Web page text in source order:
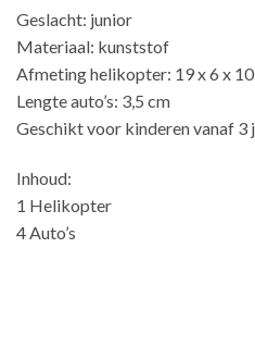
Geslacht: junior
Materiaal: kunststof
Afmeting helikopter: 19 x 6 x 10
Lengte auto’s: 3,5 cm
Geschikt voor kinderen vanaf 3
Inhoud:
1 Helikopter
4 Auto’s